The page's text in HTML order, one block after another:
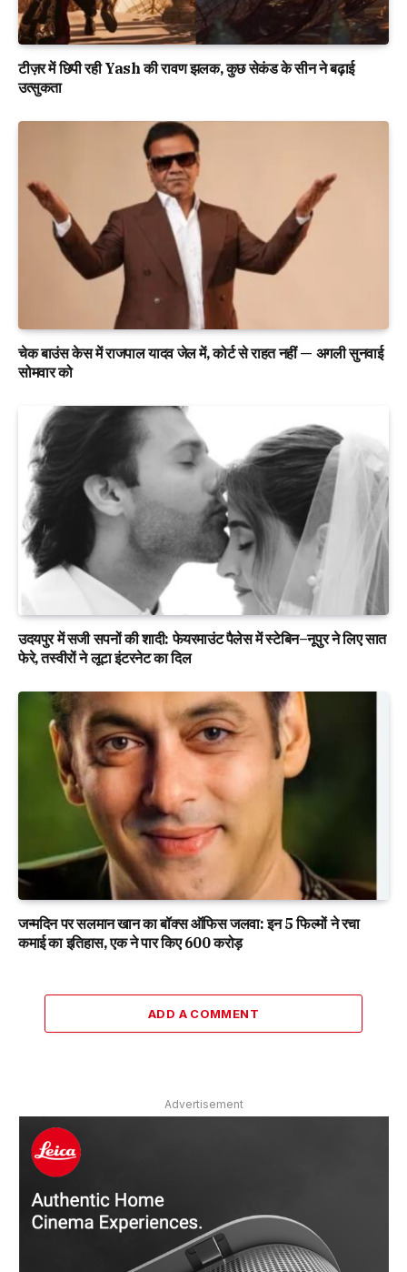
टीज़र में छिपी रही Yash की रावण झलक, कुछ सेकंड के सीन ने बढ़ाई
उत्सुकता
चेक बाउंस केस में राजपाल यादव जेल में, कोर्ट से राहत नहीं — अगली सुनवाई
सोमवार को
उदयपुर में सजी सपनों की शादी: फेयरमाउंट पैलेस में स्टेबिन–नूपुर ने लिए सात
फेरे, तस्वीरों ने लूटा इंटरनेट का दिल
जन्मदिन पर सलमान खान का बॉक्स ऑफिस जलवा: इन 5 फिल्मों ने रचा
कमाई का इतिहास, एक ने पार किए 600 करोड़
ADD A COMMENT
Advertisement